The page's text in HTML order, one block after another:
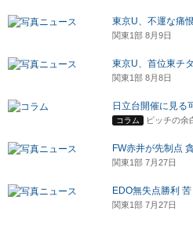
東京U、不運な痛
関東1部 8月9日
東京U、首位東チ
関東1部 8月8日
日立台開催に見る
コラム ピッチの余
FW赤井が先制点
関東1部 7月27日
EDO無失点勝利
関東1部 7月27日